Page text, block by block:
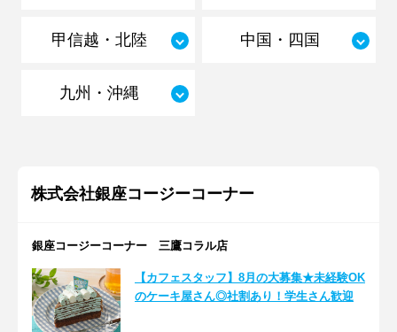
甲信越・北陸 中国・四国
九州・沖縄
株式会社銀座コージーコーナー
銀座コージーコーナー 三鷹コラル店
【カフェスタッフ】8月の大募集★未経験OK
のケーキ屋さん◎社割あり！学生さん歓迎